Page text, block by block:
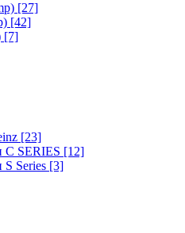
[27]
[42]
[7]
[23]
C SERIES [12]
Series [3]